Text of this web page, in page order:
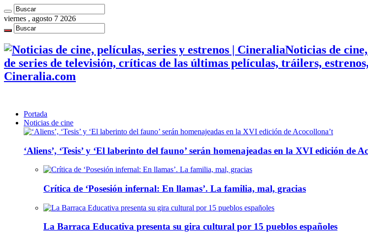
viernes , agosto 7 2026
Noticias de
de series de televisión, críticas de las últimas películas, tráilers,
Cineralia.com
Portada
Noticias de cine
‘Aliens’, ‘Tesis’ y ‘El laberinto del fauno’ serán homenajeadas en la XVI edición de
Crítica de ‘Posesión infernal: En llamas’. La familia, mal, gracias
La Barraca Educativa presenta su gira cultural por 15 pueblos españoles